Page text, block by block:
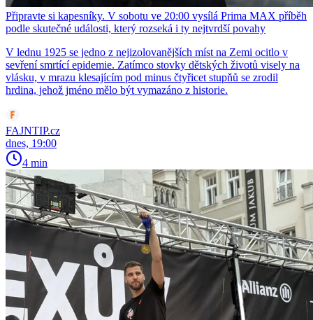
Připravte si kapesníky. V sobotu ve 20:00 vysílá Prima MAX příběh
podle skutečné události, který rozseká i ty nejtvrdší povahy
V lednu 1925 se jedno z nejizolovanějších míst na Zemi ocitlo v
sevření smrtící epidemie. Zatímco stovky dětských životů visely na
vlásku, v mrazu klesajícím pod minus čtyřicet stupňů se zrodil
hrdina, jehož jméno mělo být vymazáno z historie.
FAJNTIP.cz
dnes, 19:00
4 min